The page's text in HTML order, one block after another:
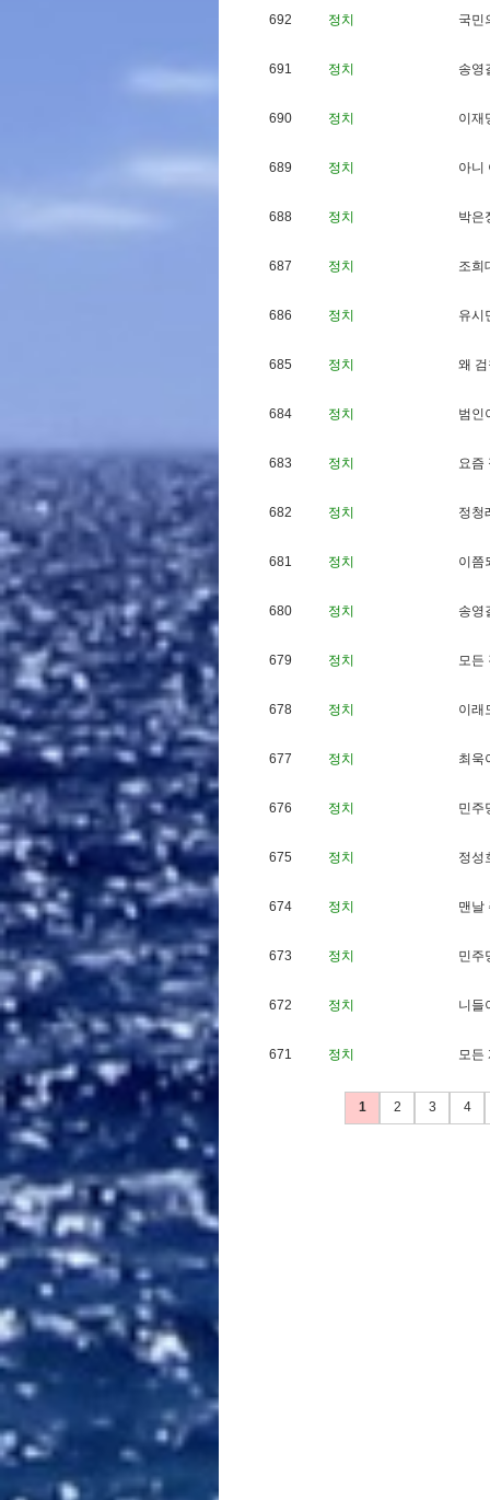
692 정치 국민
691 정치 송영
690 정치 이 재
689 정치 아니
688 정치 박은
687 정치 조희
686 정치 유시
685 정치 왜 검
684 정치 범 인
683 정치 요즘
682 정치 정청
681 정치 이 쯤
680 정치 송영
679 정치 모든
678 정치 이 래
677 정치 최 욱
676 정치 민주
675 정치 정성
674 정치 맨날
673 정치 민주
672 정치 니 들
671 정치 모든
1 2 3 4